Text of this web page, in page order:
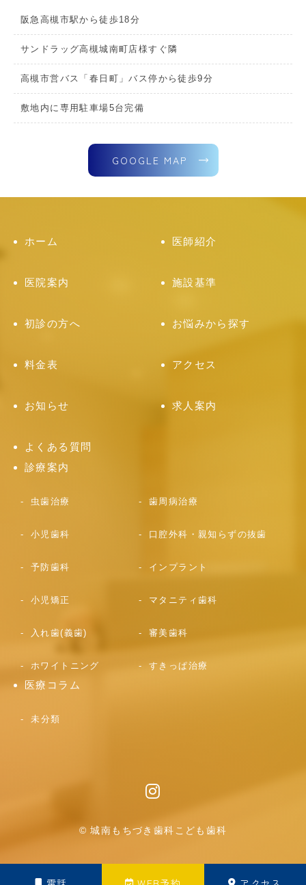
阪急高槻市駅から徒歩18分
サンドラッグ高槻城南町店様すぐ隣
高槻市営バス「春日町」バス停から徒歩9分
敷地内に専用駐車場5台完備
GOOGLE MAP
ホーム 医師紹介
医院案内 施設基準
初診の方へ お悩みから探す
料金表 アクセス
お知らせ 求人案内
よくある質問
診療案内
虫歯治療 歯周病治療
小児歯科 口腔外科・親知らずの抜歯
予防歯科 インプラント
小児矯正 マタニティ歯科
入れ歯(義歯) 審美歯科
ホワイトニング すきっぱ治療
医療コラム
未分類
© 城南もちづき歯科こども歯科